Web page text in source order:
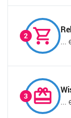
...
...